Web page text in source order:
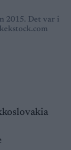
2015. Det var i